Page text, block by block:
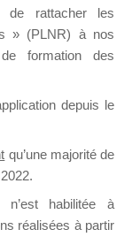
de rattacher les
» (PLNR) à nos
formation des
depuis le
qu’une majorité de
n’est habilitée à
réalisées à partir